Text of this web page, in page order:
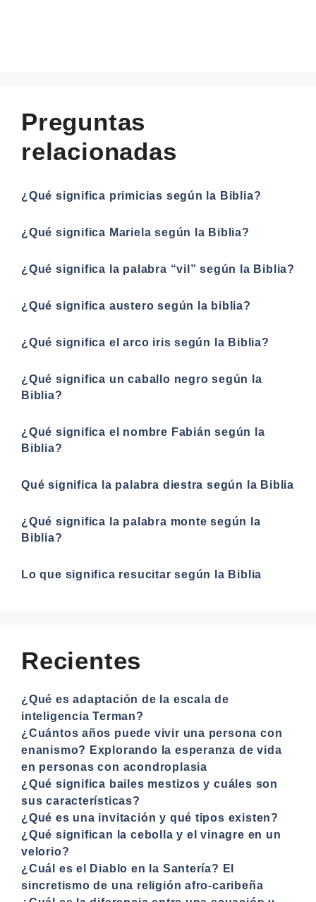
Preguntas
relacionadas
¿Qué significa primicias según la Biblia?
¿Qué significa Mariela según la Biblia?
¿Qué significa la palabra “vil” según la Biblia?
¿Qué significa austero según la biblia?
¿Qué significa el arco iris según la Biblia?
¿Qué significa un caballo negro según la
Biblia?
¿Qué significa el nombre Fabián según la
Biblia?
Qué significa la palabra diestra según la Biblia
¿Qué significa la palabra monte según la
Biblia?
Lo que significa resucitar según la Biblia
Recientes
¿Qué es adaptación de la escala de
inteligencia Terman?
¿Cuántos años puede vivir una persona con
enanismo? Explorando la esperanza de vida
en personas con acondroplasia
¿Qué significa bailes mestizos y cuáles son
sus características?
¿Qué es una invitación y qué tipos existen?
¿Qué significan la cebolla y el vinagre en un
velorio?
¿Cuál es el Diablo en la Santería? El
sincretismo de una religión afro-caribeña